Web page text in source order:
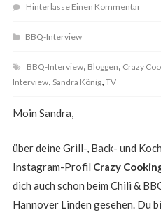
Hinterlasse Einen Kommentar
BBQ-Interview
BBQ-Interview, Bloggen, Crazy
Interview, Sandra König, TV
Moin Sandra,
über deine Grill-, Back- und
Instagram-Profil Crazy
dich auch schon beim Chili &
Hannover Linden gesehen. Du